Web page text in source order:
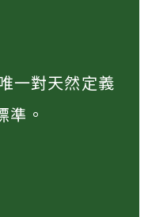
一對天然定義
準。​